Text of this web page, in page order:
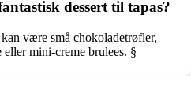
dessert til tapas?
være små chokoladetrøfler,
mini-creme brulees. §